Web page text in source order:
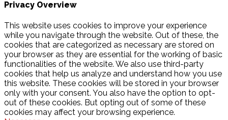
Privacy Overview
This website uses cookies to improve your experience
while you navigate through the website. Out of these, the
cookies that are categorized as necessary are stored on
your browser as they are essential for the working of basic
functionalities of the website. We also use third-party
cookies that help us analyze and understand how you use
this website. These cookies will be stored in your browser
only with your consent. You also have the option to opt-
out of these cookies. But opting out of some of these
cookies may affect your browsing experience.